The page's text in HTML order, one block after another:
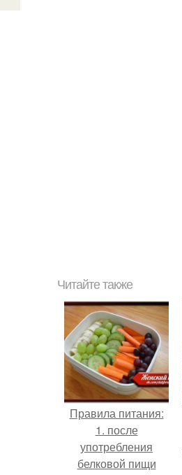
Читайте также
Правила питания:
1. после
употребления
белковой пищи